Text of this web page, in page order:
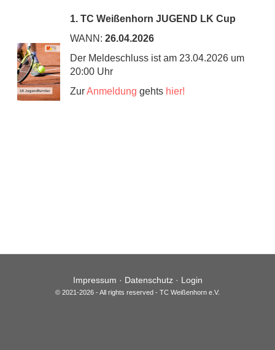
1. TC Weißenhorn JUGEND LK Cup
WANN: 26.04.2026
Der Meldeschluss ist am 23.04.2026 um
20:00 Uhr
ZurAnmeldung gehts hier!
Impressum · Datenschutz· Login
© 2021-2026 - All rights reserved - TC Weißenhorn e.V.